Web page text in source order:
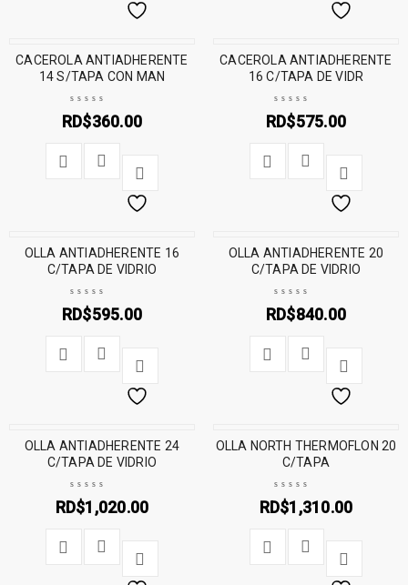
CACEROLA ANTIADHERENTE
14 S/TAPA CON MAN
RD$360.00
CACEROLA ANTIADHERENTE
16 C/TAPA DE VIDR
RD$575.00
OLLA ANTIADHERENTE 16
C/TAPA DE VIDRIO
RD$595.00
OLLA ANTIADHERENTE 20
C/TAPA DE VIDRIO
RD$840.00
OLLA ANTIADHERENTE 24
C/TAPA DE VIDRIO
RD$1,020.00
OLLA NORTH THERMOFLON 20
C/TAPA
RD$1,310.00